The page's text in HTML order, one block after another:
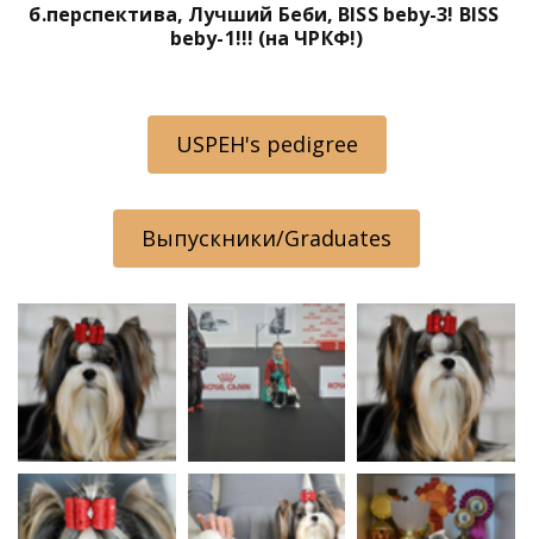
б.перспектива, Лучший Беби, BISS beby-3! BISS
beby-1!!! (на ЧРКФ!)
USPEH's pedigree
Выпускники/Graduates